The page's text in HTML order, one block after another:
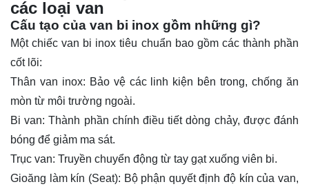
các loại van
Cấu tạo của van bi inox gồm những gì?
Một chiếc van bi inox tiêu chuẩn bao gồm các thành phần
cốt lõi:
Thân van inox: Bảo vệ các linh kiện bên trong, chống ăn
mòn từ môi trường ngoài.
Bi van: Thành phần chính điều tiết dòng chảy, được đánh
bóng để giảm ma sát.
Trục van: Truyền chuyển động từ tay gạt xuống viên bi.
Gioăng làm kín (Seat): Bộ phận quyết định độ kín của van,